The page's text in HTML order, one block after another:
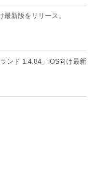
最新版をリリース。
ンド 1.4.84」iOS向け最新